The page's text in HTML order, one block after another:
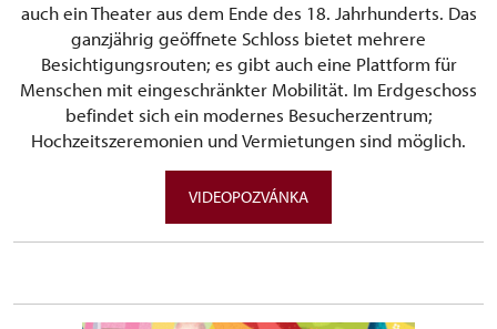
auch ein Theater aus dem Ende des 18. Jahrhunderts. Das
ganzjährig geöffnete Schloss bietet mehrere
Besichtigungsrouten; es gibt auch eine Plattform für
Menschen mit eingeschränkter Mobilität. Im Erdgeschoss
befindet sich ein modernes Besucherzentrum;
Hochzeitszeremonien und Vermietungen sind möglich.
VIDEOPOZVÁNKA